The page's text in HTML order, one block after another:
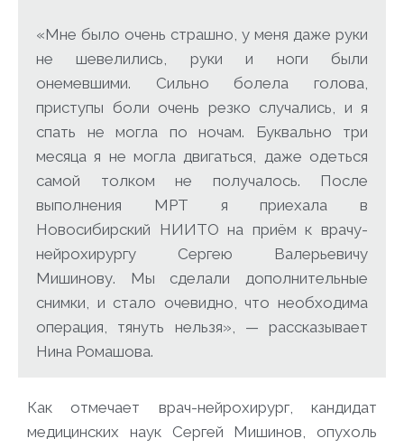
«Мне было очень страшно, у меня даже руки
не шевелились, руки и ноги были
онемевшими. Сильно болела голова,
приступы боли очень резко случались, и я
спать не могла по ночам. Буквально три
месяца я не могла двигаться, даже одеться
самой толком не получалось. После
выполнения МРТ я приехала в
Новосибирский НИИТО на приём к врачу-
нейрохирургу Сергею Валерьевичу
Мишинову. Мы сделали дополнительные
снимки, и стало очевидно, что необходима
операция, тянуть нельзя», — рассказывает
Нина Ромашова.
Как отмечает врач-нейрохирург, кандидат
медицинских наук Сергей Мишинов, опухоль